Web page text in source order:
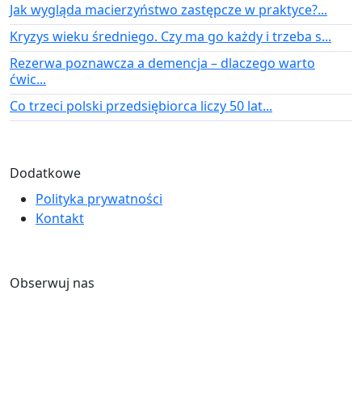
Jak wygląda macierzyństwo zastępcze w praktyce?...
Kryzys wieku średniego. Czy ma go każdy i trzeba s...
Rezerwa poznawcza a demencja – dlaczego warto
ćwic...
Co trzeci polski przedsiębiorca liczy 50 lat...
Dodatkowe
Polityka prywatności
Kontakt
Obserwuj nas